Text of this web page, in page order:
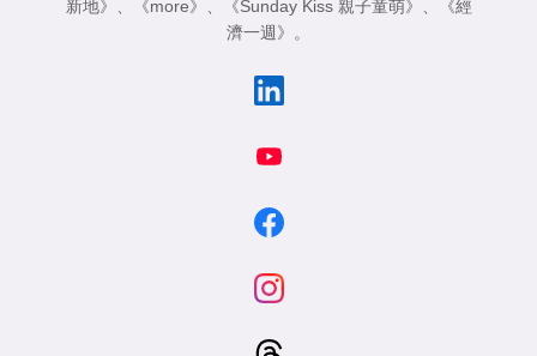
新地》
《more》 《Sunday Kiss 親子童萌》
《經
濟一週》
。